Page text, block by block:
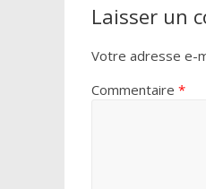
Laisser un
Votre adresse e-
Commentaire *